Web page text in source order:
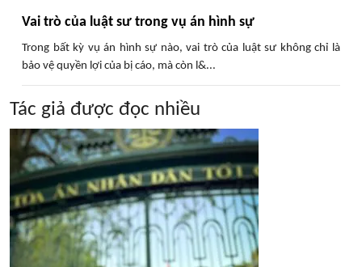
Vai trò của luật sư trong vụ án hình sự
Trong bất kỳ vụ án hình sự nào, vai trò của luật sư không chỉ là
bảo vệ quyền lợi của bị cáo, mà còn l&...
Tác giả được đọc nhiều